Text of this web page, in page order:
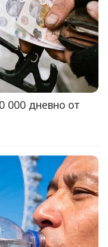
000 дневно от